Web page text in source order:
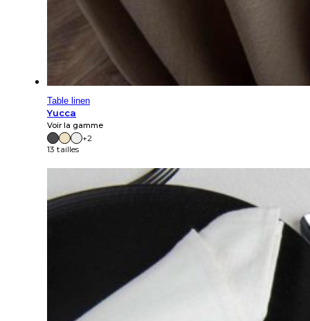
Table linen
Yucca
Voir la gamme
+2
13 tailles